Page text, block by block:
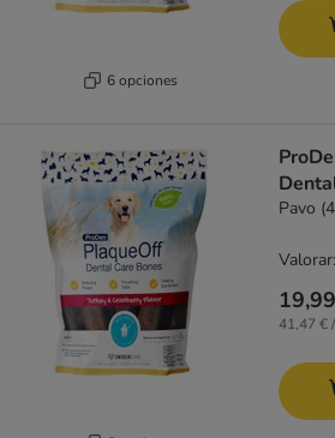
6 opciones
Pavo
41,47 €